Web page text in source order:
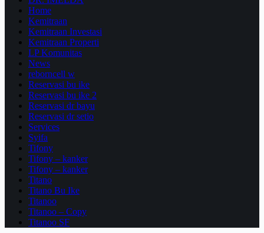
Home
Kemitraan
Kemitraan Investasi
Kemitraan Properti
LP Komunitas
News
reborncell w
Reservasi bu ike
Reservasi bu ike 2
Reservasi dr bayu
Reservasi dr setio
Services
Syifa
Tifony
Tifony – kanker
Tifony – kanker
Titano
Titano Bu Ike
Titanoo
Titanoo – Copy
Titanoo SF